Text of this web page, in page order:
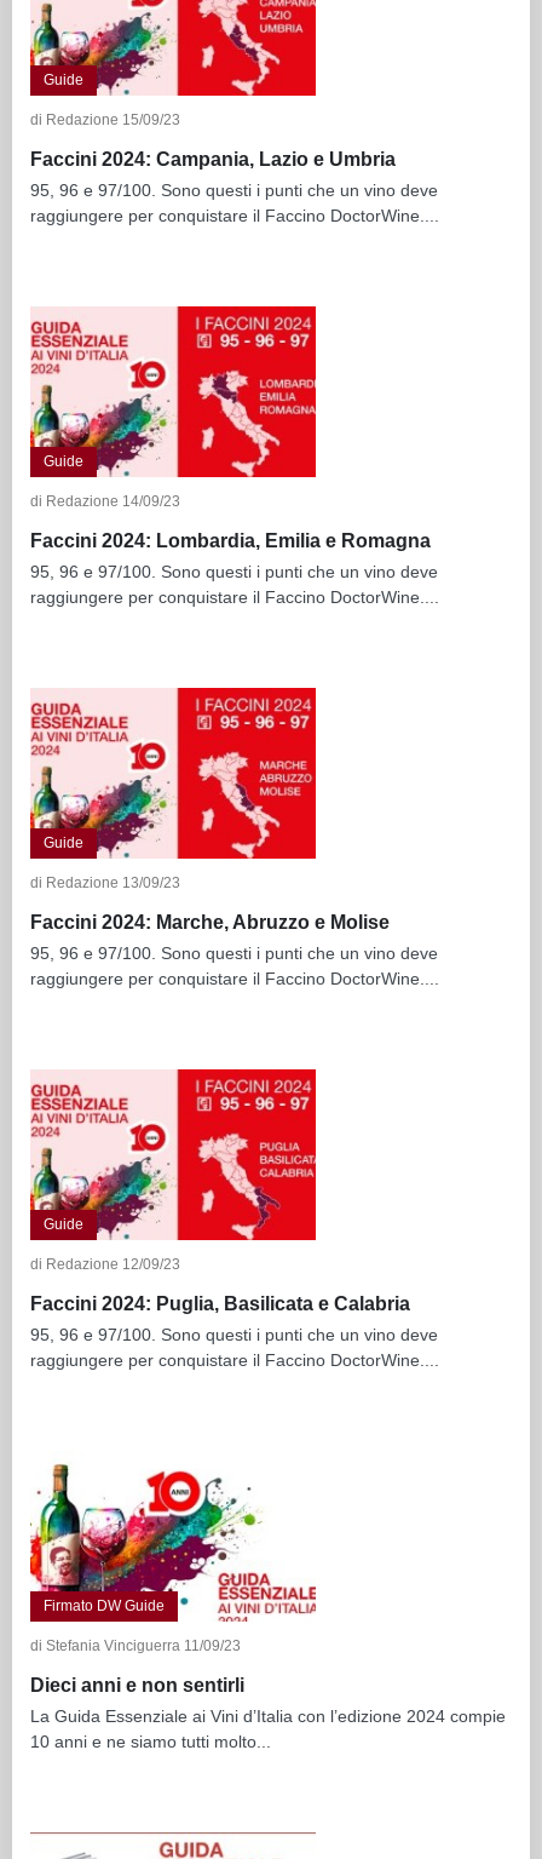
Guide
di Redazione 15/09/23
Faccini 2024: Campania, Lazio e Umbria
95, 96 e 97/100. Sono questi i punti che un vino deve
raggiungere per conquistare il Faccino DoctorWine....
Guide
di Redazione 14/09/23
Faccini 2024: Lombardia, Emilia e Romagna
95, 96 e 97/100. Sono questi i punti che un vino deve
raggiungere per conquistare il Faccino DoctorWine....
Guide
di Redazione 13/09/23
Faccini 2024: Marche, Abruzzo e Molise
95, 96 e 97/100. Sono questi i punti che un vino deve
raggiungere per conquistare il Faccino DoctorWine....
Guide
di Redazione 12/09/23
Faccini 2024: Puglia, Basilicata e Calabria
95, 96 e 97/100. Sono questi i punti che un vino deve
raggiungere per conquistare il Faccino DoctorWine....
Firmato DW Guide
di Stefania Vinciguerra 11/09/23
Dieci anni e non sentirli
La Guida Essenziale ai Vini d’Italia con l’edizione 2024 compie
10 anni e ne siamo tutti molto...